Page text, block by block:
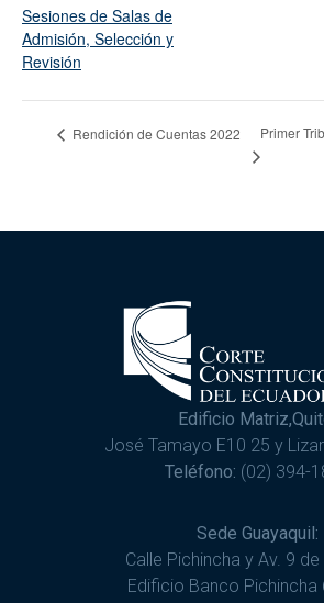
Sesiones de Salas de
Admisión, Selección y
Revisión
Rendición de Cuentas 2022 Primer
Edificio
José Tamayo E10 25 y
Teléfono: (02) 394-
Sede Guayaquil:
Calle Pichincha y Av. 9
Edificio Banco Pichincha